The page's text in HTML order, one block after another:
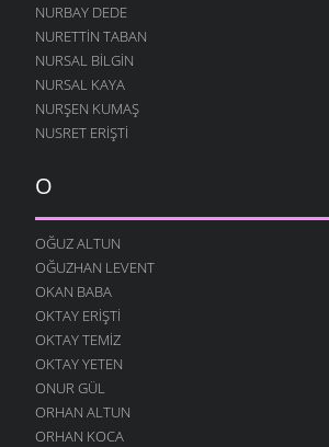
NURBAY DEDE
NURETTIN TABAN
NURSAL BILGIN
NURSAL KAYA
NURŞEN KUMAŞ
NUSRET ERIŞTI
O
OĞUZ ALTUN
OĞUZHAN LEVENT
OKAN BABA
OKTAY ERIŞTI
OKTAY TEMIZ
OKTAY YETEN
ONUR GÜL
ORHAN ALTUN
ORHAN KOCA